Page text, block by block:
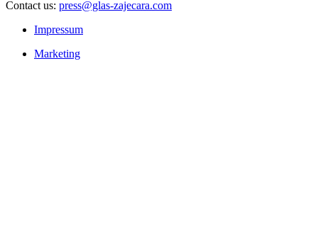
Contact us: press@glas-zajecara.com
Impressum
Marketing